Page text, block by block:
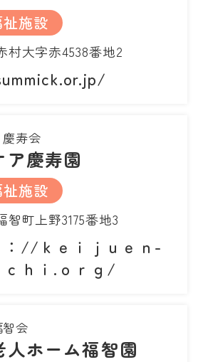
施設
村大字赤4538番地2
寿会
ア慶寿園
施設
町上野3175番地3
：//ｋｅｉｊｕｅｎ-
ｃｈｉ.ｏｒｇ/
会
ホーム福智園